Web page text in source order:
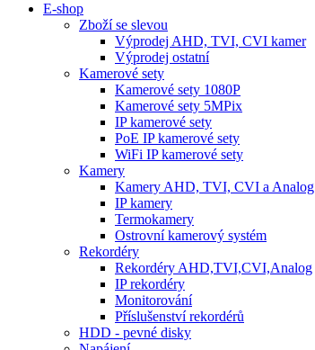
E-shop
Zboží se slevou
Výprodej AHD, TVI, CVI kamer
Výprodej ostatní
Kamerové sety
Kamerové sety 1080P
Kamerové sety 5MPix
IP kamerové sety
PoE IP kamerové sety
WiFi IP kamerové sety
Kamery
Kamery AHD, TVI, CVI a Analog
IP kamery
Termokamery
Ostrovní kamerový systém
Rekordéry
Rekordéry AHD,TVI,CVI,Analog
IP rekordéry
Monitorování
Příslušenství rekordérů
HDD - pevné disky